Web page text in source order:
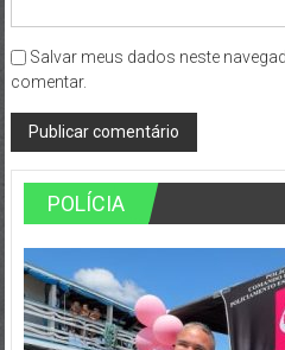
Salvar meus dados neste
comentar.
POLÍCIA